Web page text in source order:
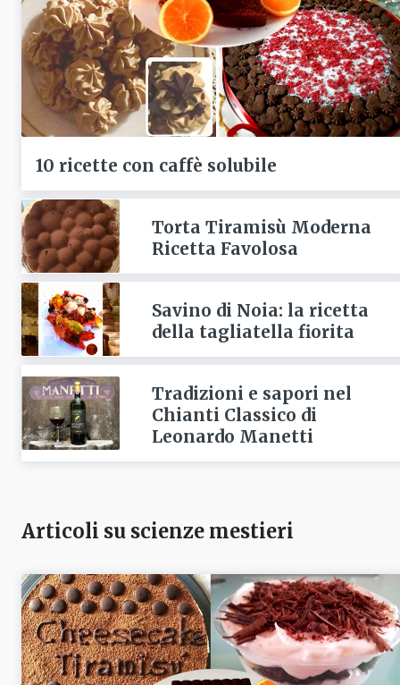
10 ricette con caffè solubile
Torta Tiramisù Moderna
Ricetta Favolosa
Savino di Noia: la ricetta
della tagliatella fiorita
Tradizioni e sapori nel
Chianti Classico di
Leonardo Manetti
Articoli su scienze mestieri